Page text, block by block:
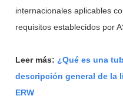
internacionales aplicables
requisitos establecidos por
Leer más:¿Qué es una
descripción general de la
ERW